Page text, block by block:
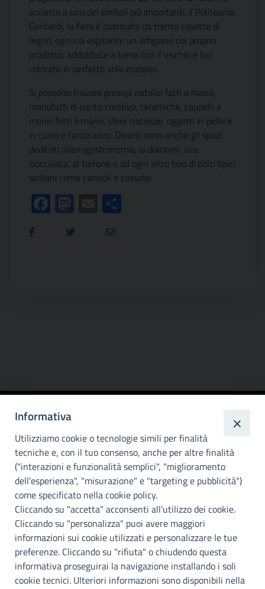
accanto a uno dei simboli più importanti, il Politeama
Garibaldi, la fiera è costituita da trenta casette di
legno, ognuna ospitante un artigiano col proprio
prodotto, addobbate a tema con il vischio e luci
colorate in perfetto stile europeo.
Si possono trovare presepi natalizi fatti a mano,
manufatti di cucito creativo, ceramiche, cappelli e
monili fatti a mano, sfere natalizie, oggetti in pelle e
in cuoio e tanto altro. Diversi sono anche gli spazi
dedicati allenogastronomia, ai dolciumi, alla
cioccolata, al torrone e ad ogni altro tipo di dolci tipici
siciliani come cannoli e cassate.
Facebook
Mastodon
Email
Città
metropolitana di
Palermo
INFO E CONTATTI
I nostri canali social
Accessibilità
Città Metropolitana di Palermo si impegna a rendere il proprio sito
web accessibile, conformemente al D.lgs. 10 agosto 2018, n°106
che ha recepito la direttiva UE 2016/2102 del Parlamento euopeo e
del Consiglio.
Informativa
Utilizziamo cookie o tecnologie simili per finalità
tecniche e, con il tuo consenso, anche per altre finalità
("interazioni e funzionalità semplici", "miglioramento
dell'esperienza", "misurazione" e "targeting e pubblicità")
come specificato nella cookie policy.
Cliccando su "accetta" acconsenti all'utilizzo dei cookie.
Cliccando su "personalizza" puoi avere maggiori
informazioni sui cookie utilizzati e personalizzare le tue
preferenze. Cliccando su "rifiuta" o chiudendo questa
informativa proseguirai la navigazione installando i soli
cookie tecnici. Ulteriori informazioni sono disponibili nella